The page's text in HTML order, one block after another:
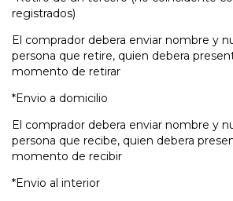
registrados)
El comprador debera enviar nombre y
persona que retire, quien debera
momento de retirar
*Envio a domicilio
El comprador debera enviar nombre y
persona que recibe, quien debera
momento de recibir
*Envio al interior